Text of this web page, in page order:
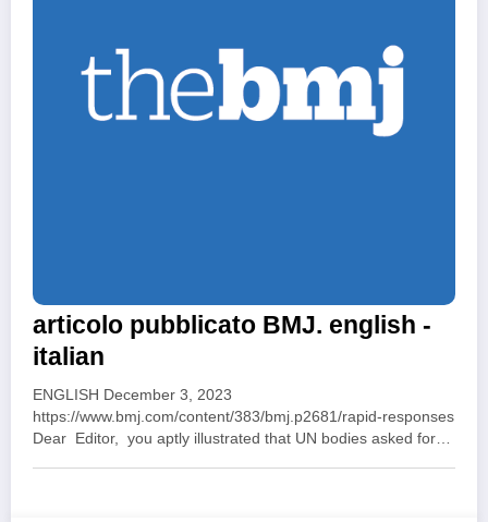
articolo pubblicato BMJ. english -
italian
ENGLISH December 3, 2023
https://www.bmj.com/content/383/bmj.p2681/rapid-responses
Dear Editor, you aptly illustrated that UN bodies asked for…